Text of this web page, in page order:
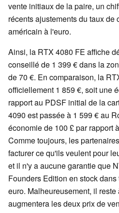
vente initiaux de la paire, un
récents ajustements du taux de
américain à l'euro.
Ainsi, la RTX 4080 FE affiche
conseillé de 1 399 € dans la
de 70 €. En comparaison, la
officiellement 1 859 €, soit une
rapport au PDSF initial de la
4090 est passée à 1 599 € au
économie de 100 £ par rapport
Comme toujours, les
facturer ce qu'ils veulent pour
et il n'y a aucune garantie que
Founders Edition en stock
euro. Malheureusement, il
augmentera les deux prix de